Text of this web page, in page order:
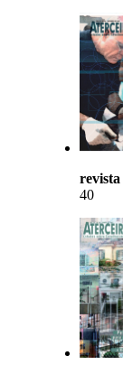
revista
40